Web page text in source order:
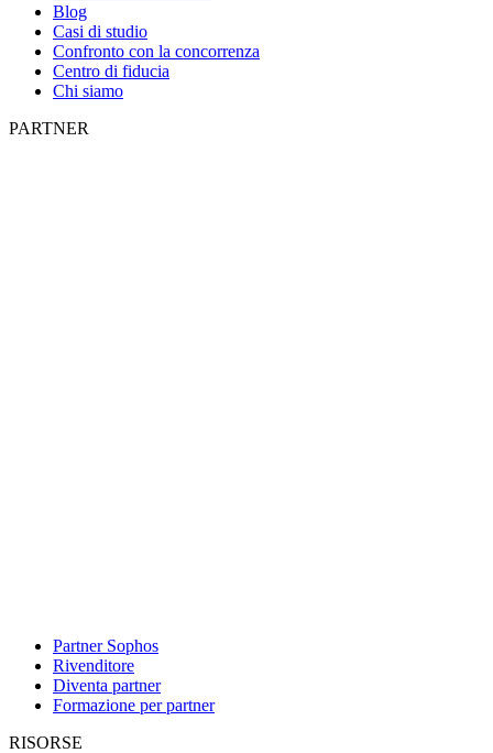
Blog
Casi di studio
Confronto con la concorrenza
Centro di fiducia
Chi siamo
PARTNER
Partner Sophos
Rivenditore
Diventa partner
Formazione per partner
RISORSE